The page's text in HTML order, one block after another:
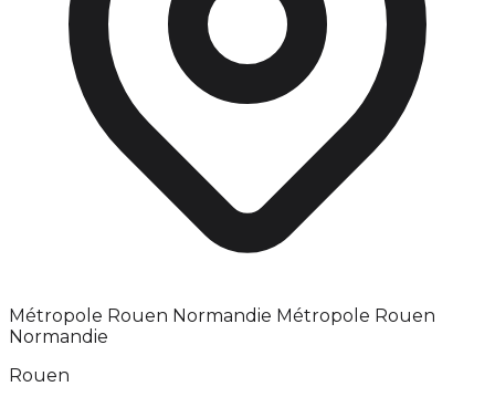
Métropole Rouen Normandie Métropole Rouen
Normandie
Rouen